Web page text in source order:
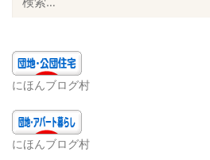
索:
にほんブログ村
にほんブログ村